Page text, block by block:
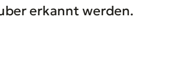
erkannt werden.